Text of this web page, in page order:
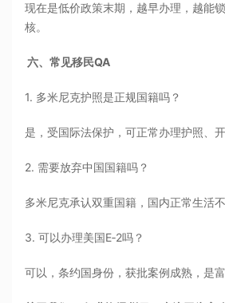
现在是低价政策末期，越早办理，越能
核。
六、常见移民QA
1. 多米尼克护照是正规国籍吗？
是，受国际法保护，可正常办理护照、开
2. 需要放弃中国国籍吗？
多米尼克承认双重国籍，国内正常生活不
3. 可以办理美国E‑2吗？
可以，条约国身份，获批案例成熟，是